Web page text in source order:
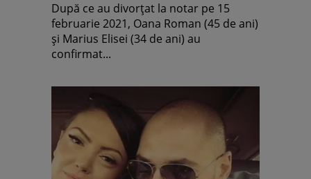
După ce au divorțat la notar pe 15
februarie 2021, Oana Roman (45 de ani)
și Marius Elisei (34 de ani) au
confirmat...